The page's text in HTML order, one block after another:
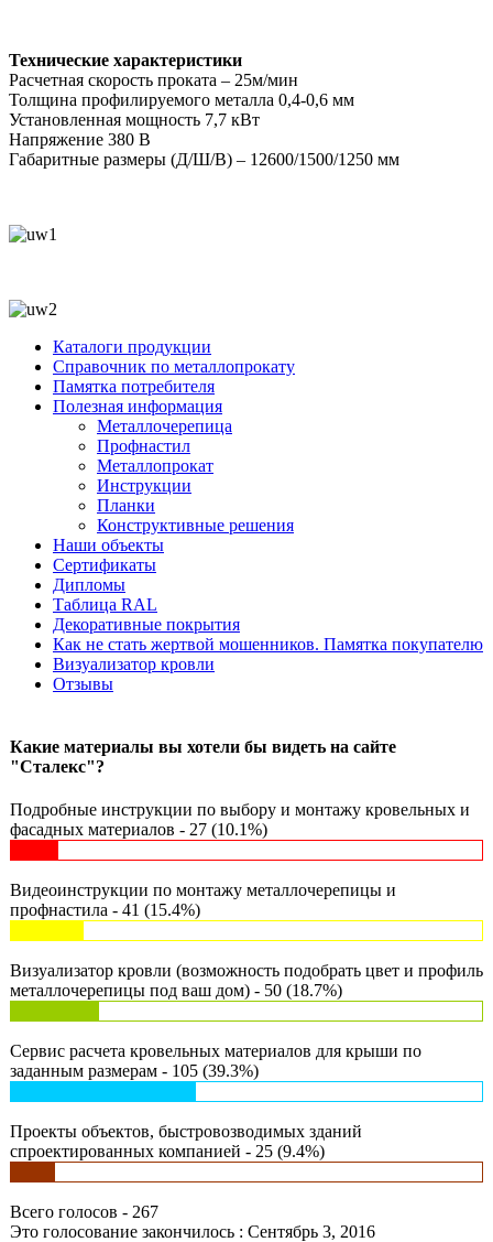
Технические характеристики
Расчетная скорость проката – 25м/мин
Толщина профилируемого металла 0,4-0,6 мм
Установленная мощность 7,7 кВт
Напряжение 380 В
Габаритные размеры (Д/Ш/В) – 12600/1500/1250 мм
Каталоги продукции
Справочник по металлопрокату
Памятка потребителя
Полезная информация
Металлочерепица
Профнастил
Металлопрокат
Инструкции
Планки
Конструктивные решения
Наши объекты
Сертификаты
Дипломы
Таблица RAL
Декоративные покрытия
Как не стать жертвой мошенников. Памятка покупателю
Визуализатор кровли
Отзывы
Какие материалы вы хотели бы видеть на сайте
"Сталекс"?
Подробные инструкции по выбору и монтажу кровельных и
фасадных материалов - 27 (10.1%)
Видеоинструкции по монтажу металлочерепицы и
профнастила - 41 (15.4%)
Визуализатор кровли (возможность подобрать цвет и профиль
металлочерепицы под ваш дом) - 50 (18.7%)
Сервис расчета кровельных материалов для крыши по
заданным размерам - 105 (39.3%)
Проекты объектов, быстровозводимых зданий
спроектированных компанией - 25 (9.4%)
Всего голосов - 267
Это голосование закончилось : Сентябрь 3, 2016